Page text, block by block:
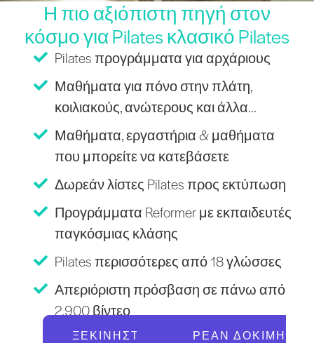
Η πιο αξιόπιστη πηγή στον
κόσμο για Pilates κλασικό Pilates
Pilates προγράμματα για αρχάριους
Μαθήματα για πόνο στην πλάτη,
κοιλιακούς, ανώτερους και άλλα...
Μαθήματα, εργαστήρια & μαθήματα
που μπορείτε να κατεβάσετε
Δωρεάν λίστες Pilates προς εκτύπωση
Προγράμματα Reformer με εκπαιδευτές
παγκόσμιας κλάσης
Pilates περισσότερες από 18 γλώσσες
Απεριόριστη πρόσβαση σε πάνω από
2.900 βίντεο
ΞΕΚΙΝΉΣΤΕ ΤΗ ΔΩΡΕΆΝ ΔΟΚΙΜΉ